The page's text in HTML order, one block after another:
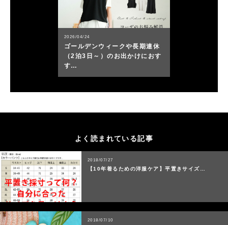
よく読まれている記事
2018/07/27
【10年着るための洋服ケア】平置きサイズ…
2018/07/10
2026/04/24
ゴールデンウィークや長期連休
（2泊3日～）のお出かけにおす
す…